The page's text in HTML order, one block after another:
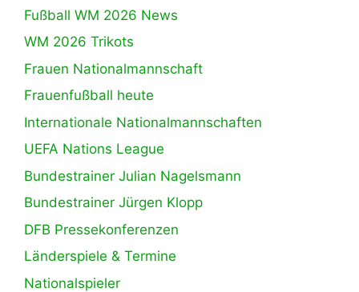
Fußball WM 2026 News
WM 2026 Trikots
Frauen Nationalmannschaft
Frauenfußball heute
Internationale Nationalmannschaften
UEFA Nations League
Bundestrainer Julian Nagelsmann
Bundestrainer Jürgen Klopp
DFB Pressekonferenzen
Länderspiele & Termine
Nationalspieler